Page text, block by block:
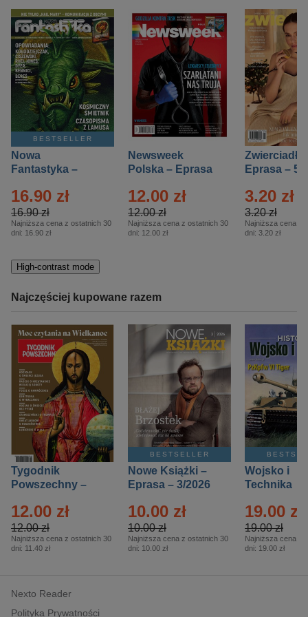
BESTSELLER
Nowa
Fantastyka –
16.90 zł
16.90 zł
Najniższa cena z ostatnich 30
dni: 16.90 zł
Newsweek
Polska – Eprasa
12.00 zł
12.00 zł
Najniższa cena z ostatnich 30
dni: 12.00 zł
Zwierciadło
Eprasa – 5/
3.20 zł
3.20 zł
Najniższa cena z
dni: 3.20 zł
High-contrast mode
Najczęściej kupowane razem
Tygodnik
Powszechny –
12.00 zł
12.00 zł
Najniższa cena z ostatnich 30
dni: 11.40 zł
BESTSELLER
Nowe Książki –
Eprasa – 3/2026
10.00 zł
10.00 zł
Najniższa cena z ostatnich 30
dni: 10.00 zł
Wojsko i
Technika
– 2/2026
19.00 zł
19.00 zł
Najniższa cena z
dni: 19.00 zł
Nexto Reader
Polityka Prywatności